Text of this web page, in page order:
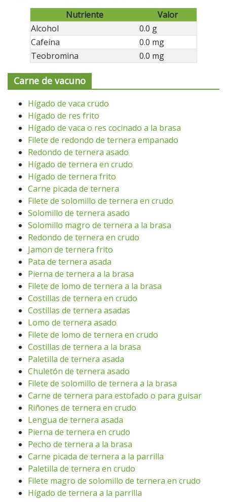
Nutriente
Valor
Alcohol
0.0 g
Cafeína
0.0 mg
Teobromina
0.0 mg
Carne de vacuno
Hígado de vaca crudo
Hígado de res frito
Hígado de vaca o res cocinado a la brasa
Filete de redondo de ternera empanado
Redondo de ternera asado
Hígado de ternera en crudo
Hígado de ternera frito
Carne picada de ternera
Filete de solomillo de ternera en crudo
Solomillo de ternera asado
Solomillo magro de ternera a la brasa
Redondo de ternera en crudo
Jamon de ternera frito
Pata de ternera asada
Pierna de ternera a la brasa
Filete de lomo de ternera a la brasa
Costillas de ternera en crudo
Costillas de ternera asadas
Lomo de ternera asado
Filete de lomo de ternera en crudo
Costillas de ternera a la brasa
Paletilla de ternera asada
Chuletón de ternera asado
Filete de solomillo de ternera a la brasa
Carne de ternera para estofado o para guisar
Riñones de ternera en crudo
Lengua de ternera asada
Pierna de ternera en crudo
Pecho de ternera a la brasa
Carne picada de ternera a la parrilla
Paletilla de ternera en crudo
Filete magro de solomillo de ternera en crudo
Hígado de ternera a la parrilla